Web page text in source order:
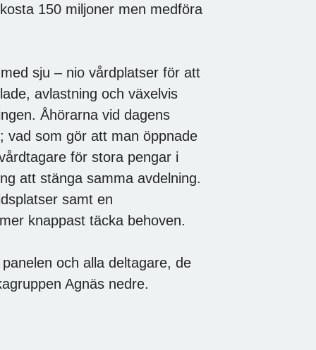
150 miljoner men medföra
sju – nio vårdplatser för att
avlastning och växelvis
Åhörarna vid dagens
vad som gör att man öppnade
för stora pengar i
att stänga samma avdelning.
samt en
knappast täcka behoven.
och alla deltagare, de
Agnäs nedre.